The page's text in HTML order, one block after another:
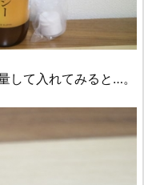
して入れてみると…。